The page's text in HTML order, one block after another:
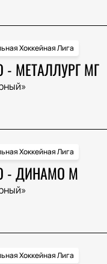
Хоккейная Лига
- МЕТАЛЛУРГ МГ
Хоккейная Лига
- ДИНАМО М
Хоккейная Лига